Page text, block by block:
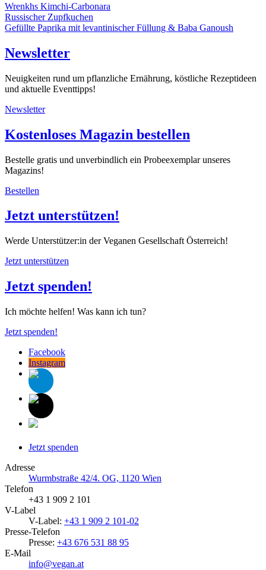
Wrenkhs Kimchi-Carbonara
Russischer Zupfkuchen
Gefüllte Paprika mit levantinischer Füllung & Baba Ganoush
Newsletter
Neuigkeiten rund um pflanzliche Ernährung, köstliche Rezeptideen
und aktuelle Eventtipps!
Newsletter
Kostenloses Magazin bestellen
Bestelle gratis und unverbindlich ein Probeexemplar unseres
Magazins!
Bestellen
Jetzt unterstützen!
Werde Unterstützer:in der Veganen Gesellschaft Österreich!
Jetzt unterstützen
Jetzt spenden!
Ich möchte helfen! Was kann ich tun?
Jetzt spenden!
Facebook
Instagram
Jetzt spenden
Adresse
Wurmbstraße 42/4. OG, 1120 Wien
Telefon
+43 1 909 2 101
V-Label
V-Label: +43 1 909 2 101-02
Presse-Telefon
Presse: +43 676 531 88 95
E-Mail
info@vegan.at